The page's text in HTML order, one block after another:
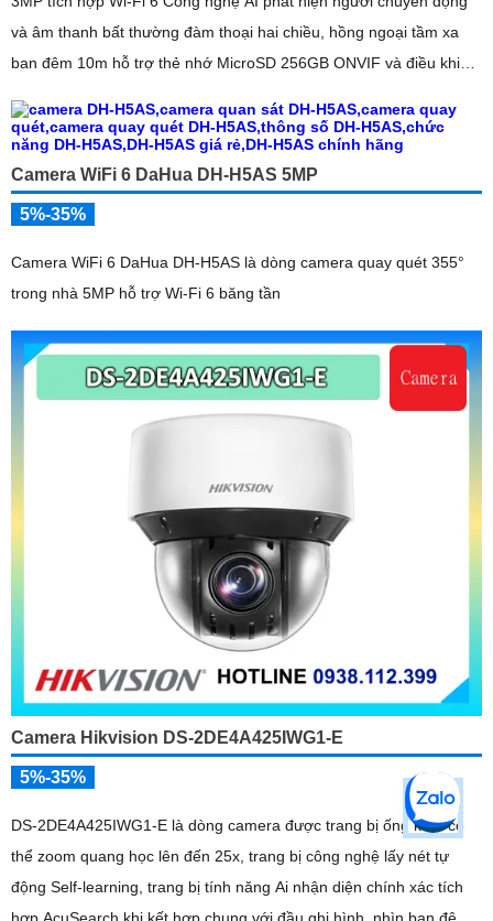
và âm thanh bất thường đàm thoại hai chiều, hồng ngoại tầm xa
ban đêm 10m hỗ trợ thẻ nhớ MicroSD 256GB ONVIF và điều khiển
Camera WiFi 6 DaHua DH-H5AS 5MP
5%-35%
Camera WiFi 6 DaHua DH-H5AS là dòng camera quay quét 355°
trong nhà 5MP hỗ trợ Wi-Fi 6 băng tần
Camera Hikvision DS-2DE4A425IWG1-E
5%-35%
DS-2DE4A425IWG1-E là dòng camera được trang bị ống kính có
thể zoom quang học lên đến 25x, trang bị công nghệ lấy nét tự
động Self-learning, trang bị tính năng Ai nhận diện chính xác tích